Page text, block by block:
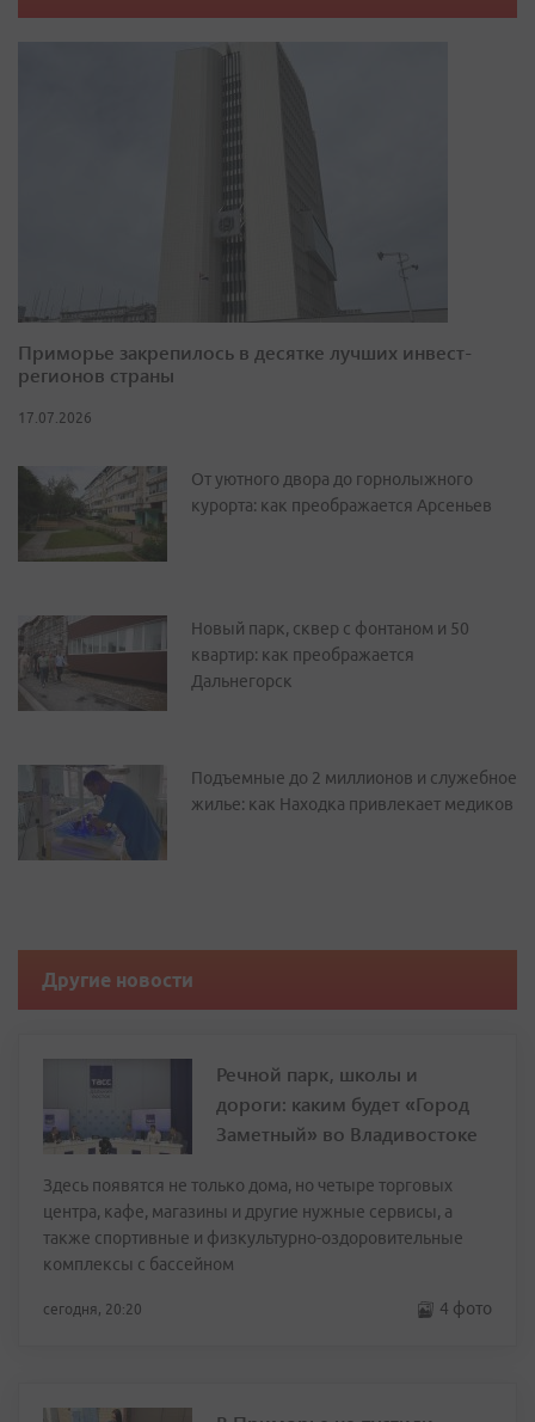
Приморье закрепилось в десятке лучших инвест-
регионов страны
17.07.2026
От уютного двора до горнолыжного
курорта: как преображается Арсеньев
Новый парк, сквер с фонтаном и 50
квартир: как преображается
Дальнегорск
Подъемные до 2 миллионов и служебное
жилье: как Находка привлекает медиков
Другие новости
Речной парк, школы и
дороги: каким будет «Город
Заметный» во Владивостоке
Здесь появятся не только дома, но четыре торговых
центра, кафе, магазины и другие нужные сервисы, а
также спортивные и физкультурно-оздоровительные
комплексы с бассейном
сегодня, 20:20 4 фото